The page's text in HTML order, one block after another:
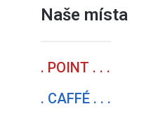
Naše místa
. POINT . . .
. CAFFÉ . . .